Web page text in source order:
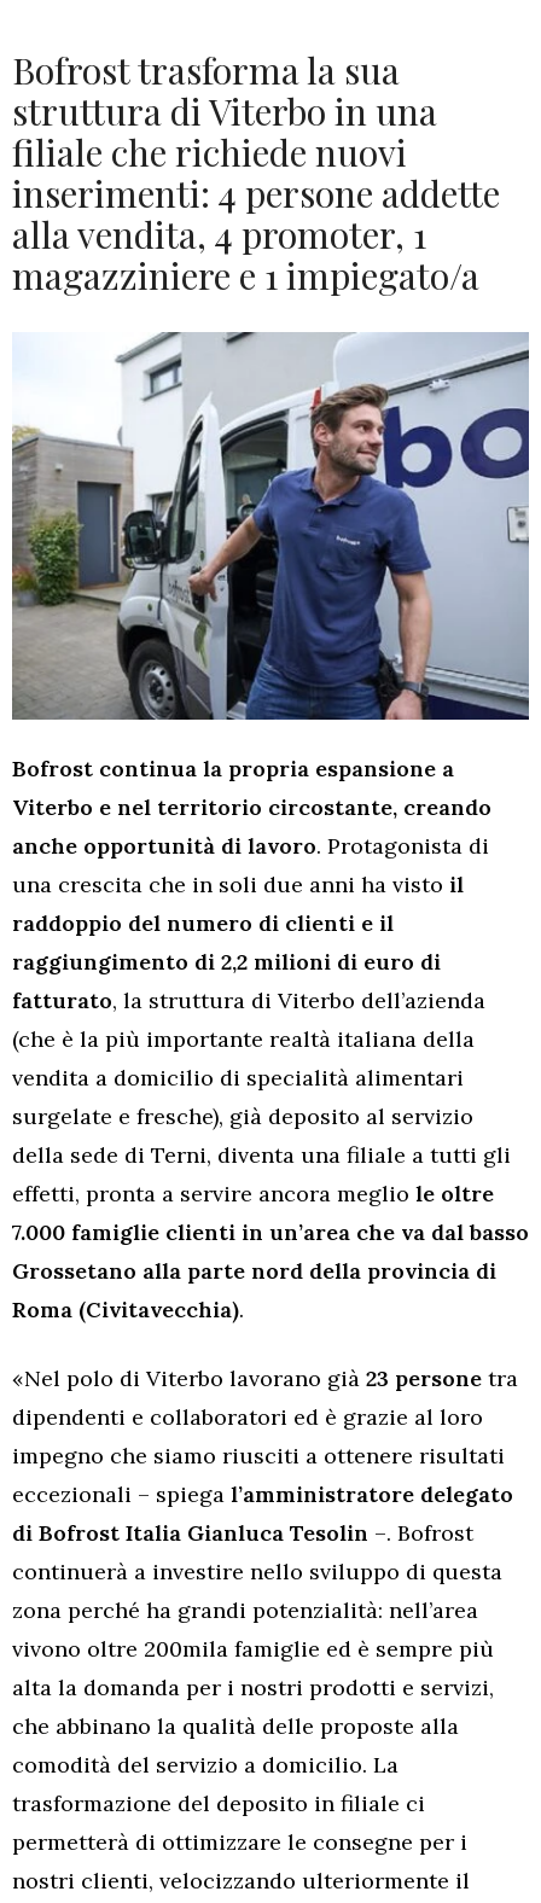
Bofrost trasforma la sua
struttura di Viterbo in una
filiale che richiede nuovi
inserimenti: 4 persone addette
alla vendita, 4 promoter, 1
magazziniere e 1 impiegato/a
Bofrost continua la propria espansione a
Viterbo e nel territorio circostante, creando
anche opportunità di lavoro. Protagonista di
una crescita che in soli due anni ha visto il
raddoppio del numero di clienti e il
raggiungimento di 2,2 milioni di euro di
fatturato, la struttura di Viterbo dell’azienda
(che è la più importante realtà italiana della
vendita a domicilio di specialità alimentari
surgelate e fresche), già deposito al servizio
della sede di Terni, diventa una filiale a tutti gli
effetti, pronta a servire ancora meglio le oltre
7.000 famiglie clienti in un’area che va dal basso
Grossetano alla parte nord della provincia di
Roma (Civitavecchia).
«Nel polo di Viterbo lavorano già 23 persone tra
dipendenti e collaboratori ed è grazie al loro
impegno che siamo riusciti a ottenere risultati
eccezionali – spiega l’amministratore delegato
di Bofrost Italia Gianluca Tesolin –. Bofrost
continuerà a investire nello sviluppo di questa
zona perché ha grandi potenzialità: nell’area
vivono oltre 200mila famiglie ed è sempre più
alta la domanda per i nostri prodotti e servizi,
che abbinano la qualità delle proposte alla
comodità del servizio a domicilio. La
trasformazione del deposito in filiale ci
permetterà di ottimizzare le consegne per i
nostri clienti, velocizzando ulteriormente il